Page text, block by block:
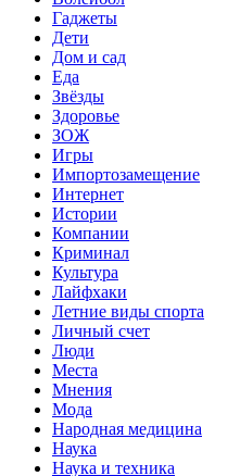
Гаджеты
Дети
Дом и сад
Еда
Звёзды
Здоровье
ЗОЖ
Игры
Импортозамещение
Интернет
Истории
Компании
Криминал
Культура
Лайфхаки
Летние виды спорта
Личный счет
Люди
Места
Мнения
Мода
Народная медицина
Наука
Наука и техника